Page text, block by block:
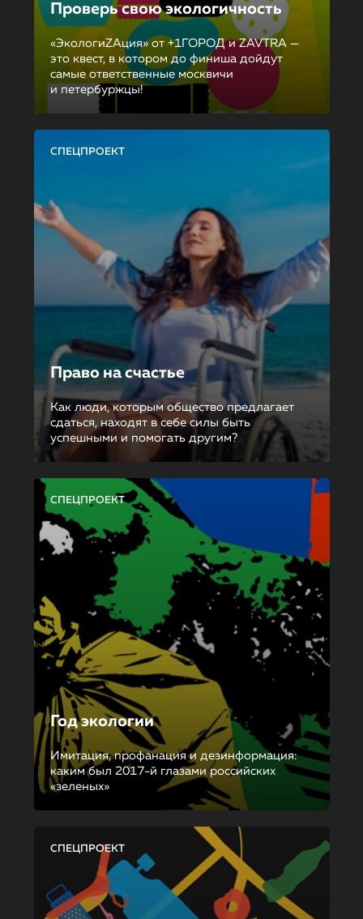
Проверь свою экологичность
«ЭкологиZAция» от +1ГОРОД и ZAVTRA —
это квест, в котором до финиша дойдут
самые ответственные москвичи
и петербуржцы!
СПЕЦПРОЕКТ
Право на счастье
Как люди, которым общество предлагает
сдаться, находят в себе силы быть
успешными и помогать другим?
СПЕЦПРОЕКТ
Год экологии
Имитация, профанация и дезинформация:
каким был 2017-й глазами российских
«зеленых»
СПЕЦПРОЕКТ